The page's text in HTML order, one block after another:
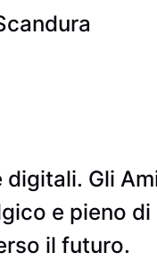
digitali. Gli
e pieno di
il futuro.